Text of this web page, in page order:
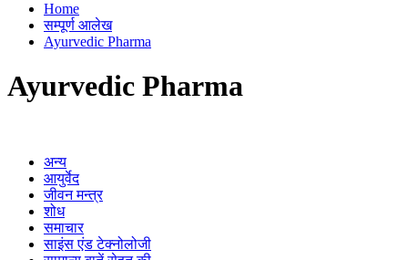
Home
सम्पूर्ण आलेख
Ayurvedic Pharma
Ayurvedic Pharma
अन्य
आयुर्वेद
जीवन मन्त्र
शोध
समाचार
साइंस एंड टेक्नोलोजी